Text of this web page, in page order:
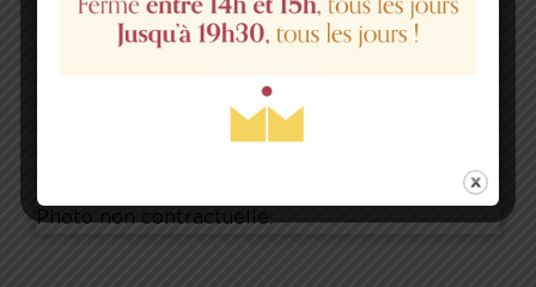
consectetur nisi, ac interdum elit
Disponibilités et réservations :
Photo non contractuelle.